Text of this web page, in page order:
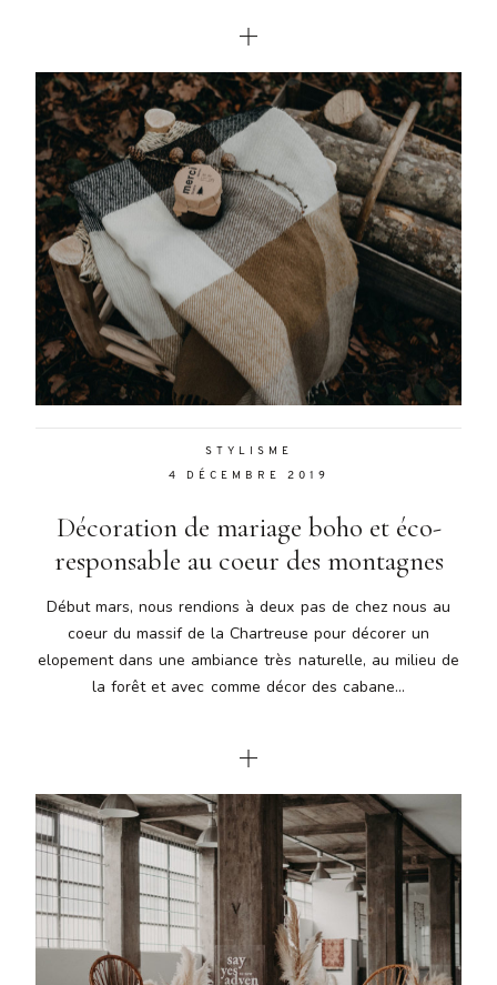
STYLISME
4 DÉCEMBRE 2019
Décoration de mariage boho et éco-
responsable au coeur des montagnes
Début mars, nous rendions à deux pas de chez nous au
coeur du massif de la Chartreuse pour décorer un
elopement dans une ambiance très naturelle, au milieu de
la forêt et avec comme décor des cabane...